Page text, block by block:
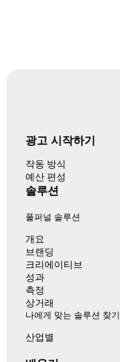
광고 시작하기
작동 방식
예산 편성
솔루션
풀퍼널 솔루션
개요
브랜딩
크리에이티브
성과
측정
상거래
나에게 맞는 솔루션 찾기
산업별